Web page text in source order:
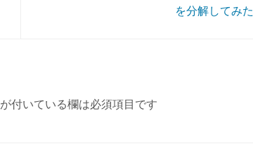
を分解してみた
が付いている欄は必須項目です